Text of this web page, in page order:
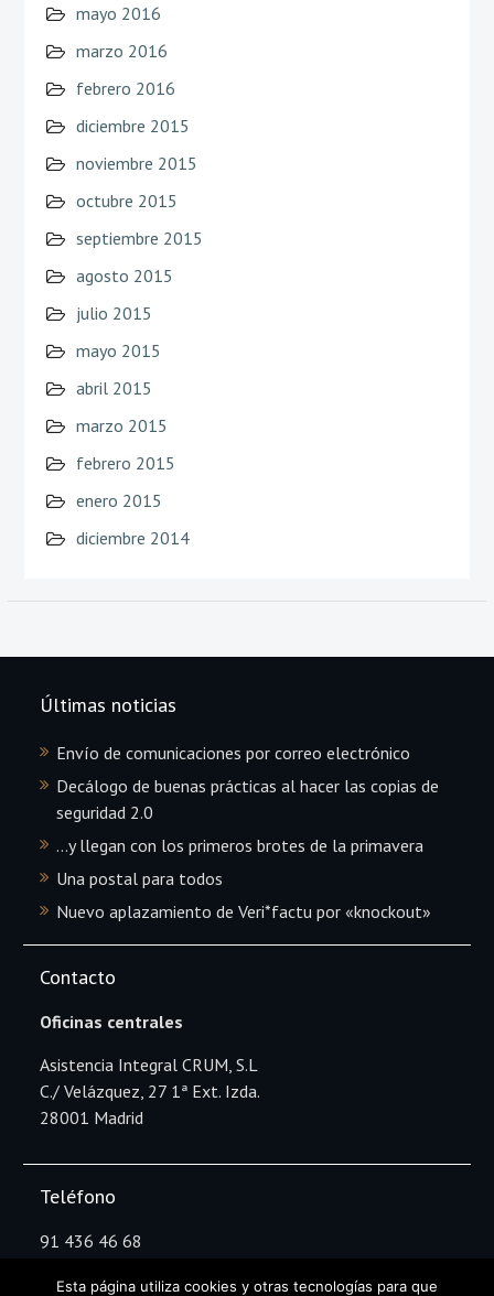
mayo 2016
marzo 2016
febrero 2016
diciembre 2015
noviembre 2015
octubre 2015
septiembre 2015
agosto 2015
julio 2015
mayo 2015
abril 2015
marzo 2015
febrero 2015
enero 2015
diciembre 2014
Últimas noticias
Envío de comunicaciones por correo electrónico
Decálogo de buenas prácticas al hacer las copias de
seguridad 2.0
…y llegan con los primeros brotes de la primavera
Una postal para todos
Nuevo aplazamiento de Veri*factu por «knockout»
Contacto
Oficinas centrales
Asistencia Integral CRUM, S.L
C./ Velázquez, 27 1ª Ext. Izda.
28001 Madrid
Teléfono
91 436 46 68
Esta página utiliza cookies y otras tecnologías para que